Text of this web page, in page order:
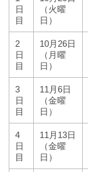
日
目
（火曜
日）
2
日
目
10月26日
（月曜
日）
3
日
目
11月6日
（金曜
日）
4
日
目
11月13日
（金曜
日）